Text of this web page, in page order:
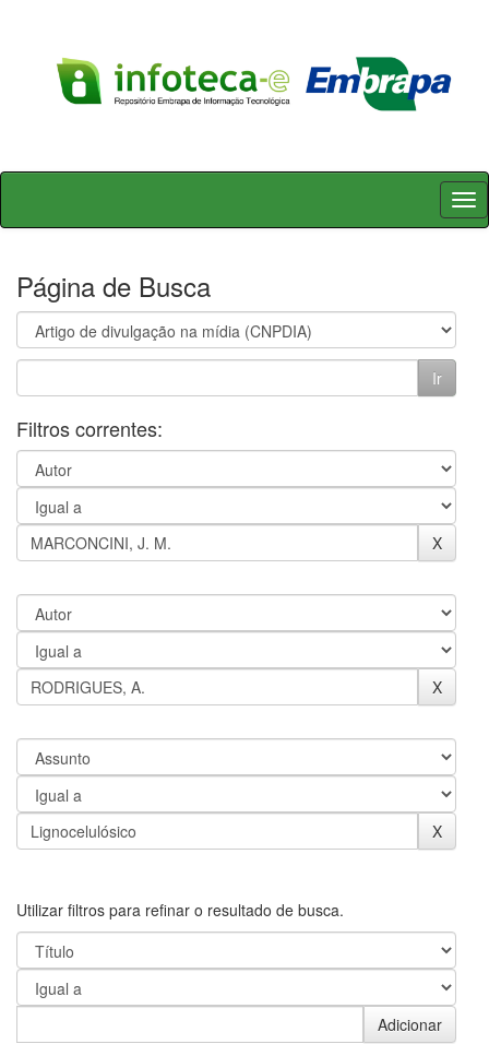
Skip
Página de Busca
Filtros correntes:
Utilizar filtros para refinar o resultado de busca.